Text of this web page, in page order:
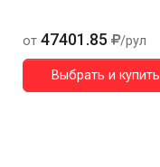
от 47401.85 /рул
Выбрать и купить